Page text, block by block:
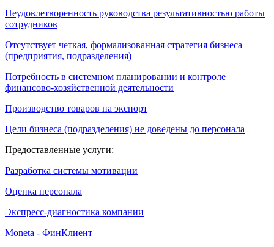
Неудовлетворенность руководства результативностью работы
сотрудников
Отсутствует четкая, формализованная стратегия бизнеса
(предприятия, подразделения)
Потребность в системном планировании и контроле
финансово-хозяйственной деятельности
Производство товаров на экспорт
Цели бизнеса (подразделения) не доведены до персонала
Предоставленные услуги:
Разработка системы мотивации
Оценка персонала
Экспресс-диагностика компании
Moneta - ФинКлиент